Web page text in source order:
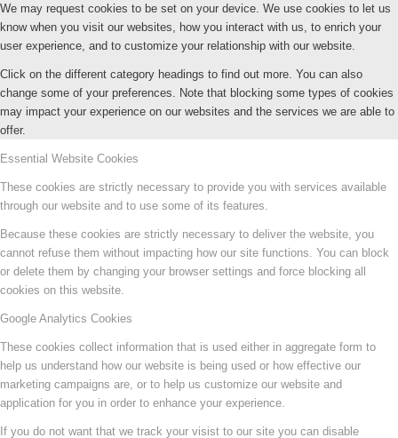
We may request cookies to be set on your device. We use cookies to let us
know when you visit our websites, how you interact with us, to enrich your
user experience, and to customize your relationship with our website.
Click on the different category headings to find out more. You can also
change some of your preferences. Note that blocking some types of cookies
may impact your experience on our websites and the services we are able to
offer.
Essential Website Cookies
These cookies are strictly necessary to provide you with services available
through our website and to use some of its features.
Because these cookies are strictly necessary to deliver the website, you
cannot refuse them without impacting how our site functions. You can block
or delete them by changing your browser settings and force blocking all
cookies on this website.
Google Analytics Cookies
These cookies collect information that is used either in aggregate form to
help us understand how our website is being used or how effective our
marketing campaigns are, or to help us customize our website and
application for you in order to enhance your experience.
If you do not want that we track your visist to our site you can disable